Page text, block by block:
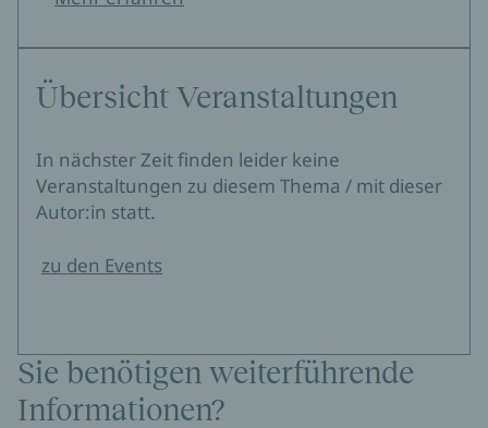
Übersicht Veranstaltungen
In nächster Zeit finden leider keine
Veranstaltungen zu diesem Thema / mit dieser
Autor:in statt.
zu den Events
Sie benötigen weiterführende
Informationen?